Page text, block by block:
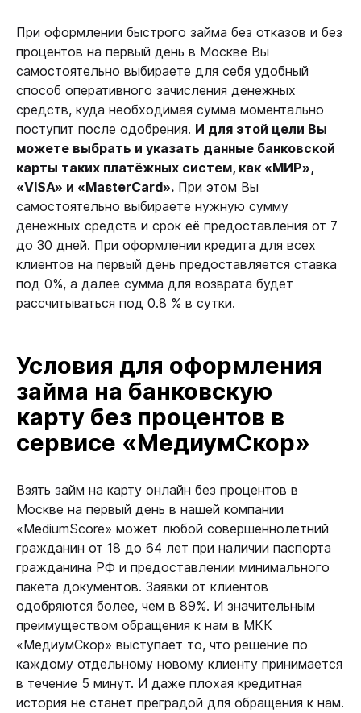
При оформлении быстрого займа без отказов и без
процентов на первый день в Москве Вы
самостоятельно выбираете для себя удобный
способ оперативного зачисления денежных
средств, куда необходимая сумма моментально
поступит после одобрения. И для этой цели Вы
можете выбрать и указать данные банковской
карты таких платёжных систем, как «МИР»,
«VISA» и «MasterCard». При этом Вы
самостоятельно выбираете нужную сумму
денежных средств и срок её предоставления от 7
до 30 дней. При оформлении кредита для всех
клиентов на первый день предоставляется ставка
под 0%, а далее сумма для возврата будет
рассчитываться под 0.8 % в сутки.
Условия для оформления
займа на банковскую
карту без процентов в
сервисе «МедиумСкор»
Взять займ на карту онлайн без процентов в
Москве на первый день в нашей компании
«MediumScore» может любой совершеннолетний
гражданин от 18 до 64 лет при наличии паспорта
гражданина РФ и предоставлении минимального
пакета документов. Заявки от клиентов
одобряются более, чем в 89%. И значительным
преимуществом обращения к нам в МКК
«МедиумСкор» выступает то, что решение по
каждому отдельному новому клиенту принимается
в течение 5 минут. И даже плохая кредитная
история не станет преградой для обращения к нам.